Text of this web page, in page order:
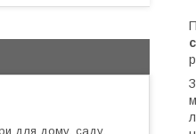
для дому, саду,